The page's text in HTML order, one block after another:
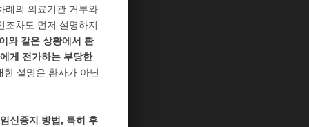
례의 의료기관 거부와
조차도 먼저 설명하지
와 같은 상황에서 환
게 전가하는 부당한
설명은 환자가 아닌
신중지 방법, 특히 후